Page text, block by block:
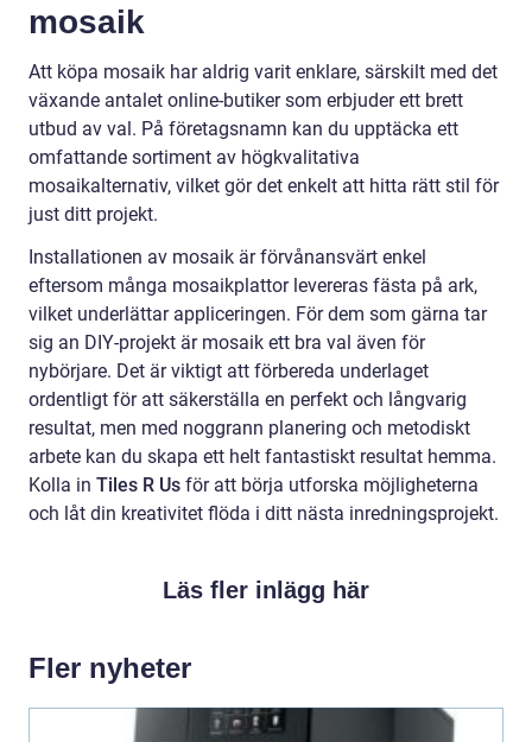
mosaik
Att köpa mosaik har aldrig varit enklare, särskilt med det
växande antalet online-butiker som erbjuder ett brett
utbud av val. På företagsnamn kan du upptäcka ett
omfattande sortiment av högkvalitativa
mosaikalternativ, vilket gör det enkelt att hitta rätt stil för
just ditt projekt.
Installationen av mosaik är förvånansvärt enkel
eftersom många mosaikplattor levereras fästa på ark,
vilket underlättar appliceringen. För dem som gärna tar
sig an DIY-projekt är mosaik ett bra val även för
nybörjare. Det är viktigt att förbereda underlaget
ordentligt för att säkerställa en perfekt och långvarig
resultat, men med noggrann planering och metodiskt
arbete kan du skapa ett helt fantastiskt resultat hemma.
Kolla in Tiles R Us för att börja utforska möjligheterna
och låt din kreativitet flöda i ditt nästa inredningsprojekt.
Läs fler inlägg här
Fler nyheter